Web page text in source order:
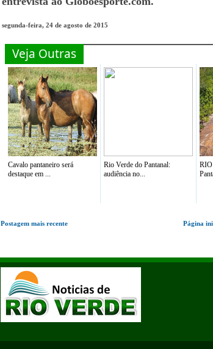
segunda-feira, 24 de agosto de 2015
Veja Outras
Cavalo pantaneiro será
destaque em ...
Rio Verde do Pantanal:
audiência no...
Postagem mais recente Página